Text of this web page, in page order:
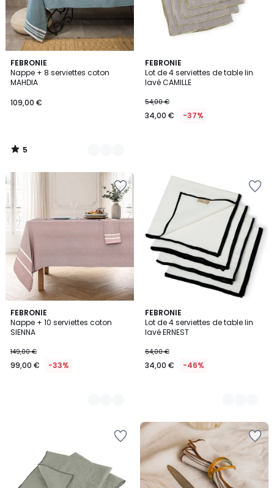
FEBRONIE
Nappe + 8 serviettes coton
MAHDIA
109,00 €
5
/
5
9
Couleurs
5
/
FEBRONIE
Lot de 4 serviettes de table lin
lavé CAMILLE
54,00 €
34,00 € -37%
FEBRONIE
Nappe + 10 serviettes coton
SIENNA
149,00 €
99,00 € -33%
3
Couleurs
FEBRONIE
Lot de 4 serviettes de table lin
lavé ERNEST
64,00 €
34,00 € -46%
2
Couleurs